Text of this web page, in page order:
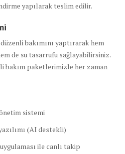
yapılarak teslim edilir.
bakımını yaptırarak hem
de su tasarrufu sağlayabilirsiniz.
bakım paketlerimizle her zaman
sistemi
(AI destekli)
ile canlı takip